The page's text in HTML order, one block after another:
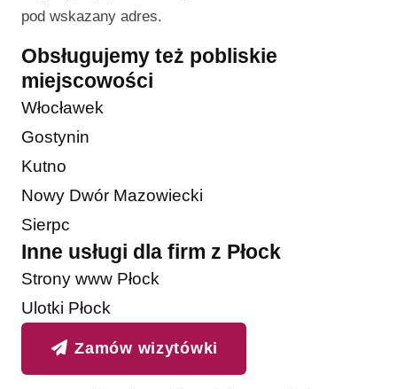
pod wskazany adres.
Obsługujemy też pobliskie
miejscowości
Włocławek
Gostynin
Kutno
Nowy Dwór Mazowiecki
Sierpc
Inne usługi dla firm z Płock
Strony www Płock
Ulotki Płock
Zamów wizytówki